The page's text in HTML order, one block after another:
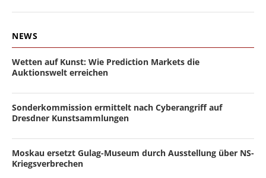
NEWS
Wetten auf Kunst: Wie Prediction Markets die
Auktionswelt erreichen
Sonderkommission ermittelt nach Cyberangriff auf
Dresdner Kunstsammlungen
Moskau ersetzt Gulag-Museum durch Ausstellung über NS-
Kriegsverbrechen